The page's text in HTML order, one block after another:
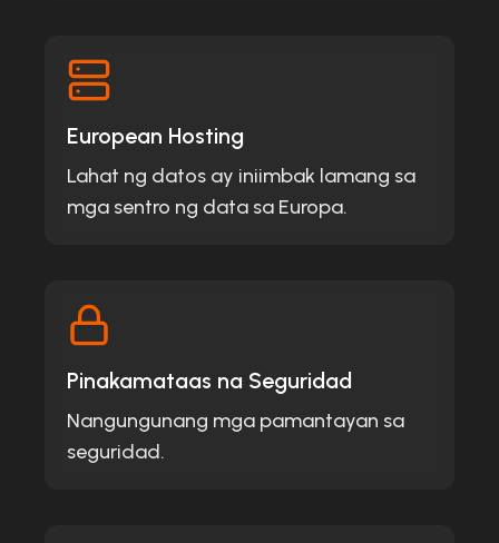
European Hosting
Lahat ng datos ay iniimbak lamang sa
mga sentro ng data sa Europa.
Pinakamataas na Seguridad
Nangungunang mga pamantayan sa
seguridad.